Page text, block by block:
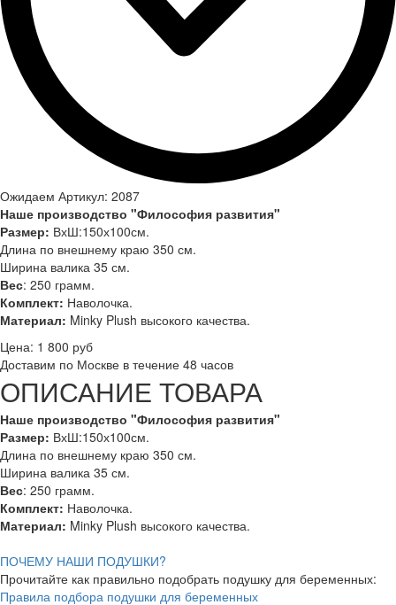
Ожидаем Артикул: 2087
Наше производство "Философия развития"
Размер: ВхШ:150х100см.
Длина по внешнему краю 350 см.
Ширина валика 35 см.
Вес: 250 грамм.
Комплект: Наволочка.
Материал: Minky Plush высокого качества.
Цена: 1 800 руб
Доставим по Москве в течение 48 часов
ОПИСАНИЕ ТОВАРА
Наше производство "Философия развития"
Размер: ВхШ:150х100см.
Длина по внешнему краю 350 см.
Ширина валика 35 см.
Вес: 250 грамм.
Комплект: Наволочка.
Материал: Minky Plush высокого качества.
ПОЧЕМУ НАШИ ПОДУШКИ?
Прочитайте как правильно подобрать подушку для беременных:
Правила подбора подушки для беременных